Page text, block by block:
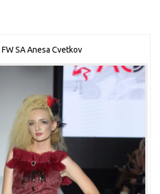
FW SA Anesa Cvetkov